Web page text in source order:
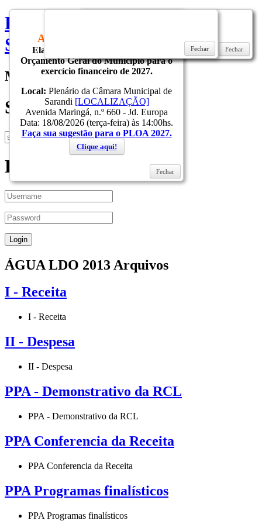
Prefeitura do Municipio de
Sarandi
Menu
Search
Login
ÁGUA LDO 2013 Arquivos
I - Receita
I - Receita
II - Despesa
II - Despesa
PPA - Demonstrativo da RCL
PPA - Demonstrativo da RCL
PPA Conferencia da Receita
PPA Conferencia da Receita
PPA Programas finalísticos
PPA Programas finalísticos
AUDIÊNCIA PÚBLICA
Elaboração do Projeto de Lei do
Orçamento Geral do Município para o
exercício financeiro de 2027.
Local: Plenário da Câmara Municipal de
Sarandi [LOCALIZAÇÃO]
Avenida Maringá, n.º 660 - Jd. Europa
Data: 18/08/2026 (terça-feira) às 14:00hs.
Faça sua sugestão para o PLOA 2027.
Clique aqui!
Fechar
Fechar
Fechar
Fechar